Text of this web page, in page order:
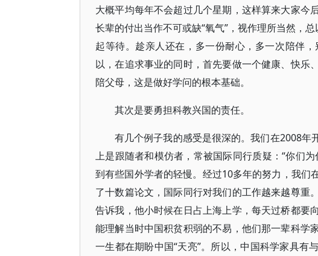
大概平均每年不会超过几个星期，这样算来大家今
长辈的付出当作不可或缺“氧气”，视作理所当然，
起等待。趁亲人还在，多一份耐心，多一次陪伴
以，在追求事业的同时，首先要做一个健康、快乐
陪父母，这是做好学问的根本基础。
其次是要勇担科教兴国的责任。
有几个例子我的感受是很深的。我们在2008
上是跟随者和模仿者，常被国际同行质疑：“你们
到有些国外学者的轻慢。经过10多年的努力，我们
了十数篇论文，国际同行对我们的工作越来越尊重
告诉我，他小时候在日占上海上学，每天过桥都要
能理解当时中国积贫积弱的不易，他们那一辈科学
一生都在期盼中国“天亮”。所以，中国科学家具有